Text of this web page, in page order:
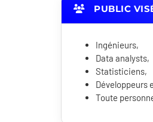
PUBLIC
Ingénieurs,
Data analysts,
Statisticiens,
Développeurs
Toute